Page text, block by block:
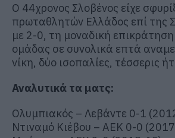
Ο 44χρονος Σλοβένος είχε
πρωταθλητών Ελλάδος επί της
με 2-0, τη μοναδική επικράτηση
ομάδας σε συνολικά επτά
νίκη, δύο ισοπαλίες, τέσσερις
Αναλυτικά τα ματς:
Ολυμπιακός – Λεβάντε 0-1
Ντιναμό Κιέβου – ΑΕΚ 0-0